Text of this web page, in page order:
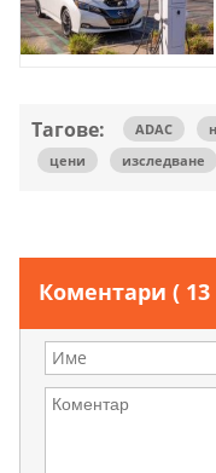
Тагове: ADAC
цени
изследване
Коментари ( 13